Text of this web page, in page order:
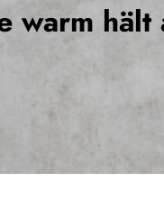
warm hält